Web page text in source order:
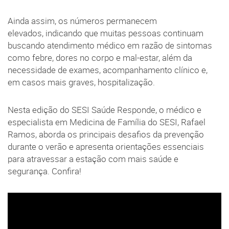
Ainda assim, os números permanecem
elevados, indicando que muitas pessoas continuam
buscando atendimento médico em razão de sintomas
como febre, dores no corpo e mal-estar, além da
necessidade de exames, acompanhamento clínico e,
em casos mais graves, hospitalização.
Nesta edição do SESI Saúde Responde, o médico e
especialista em Medicina de Família do SESI, Rafael
Ramos, aborda os principais desafios da prevenção
durante o verão e apresenta orientações essenciais
para atravessar a estação com mais saúde e
segurança. Confira!